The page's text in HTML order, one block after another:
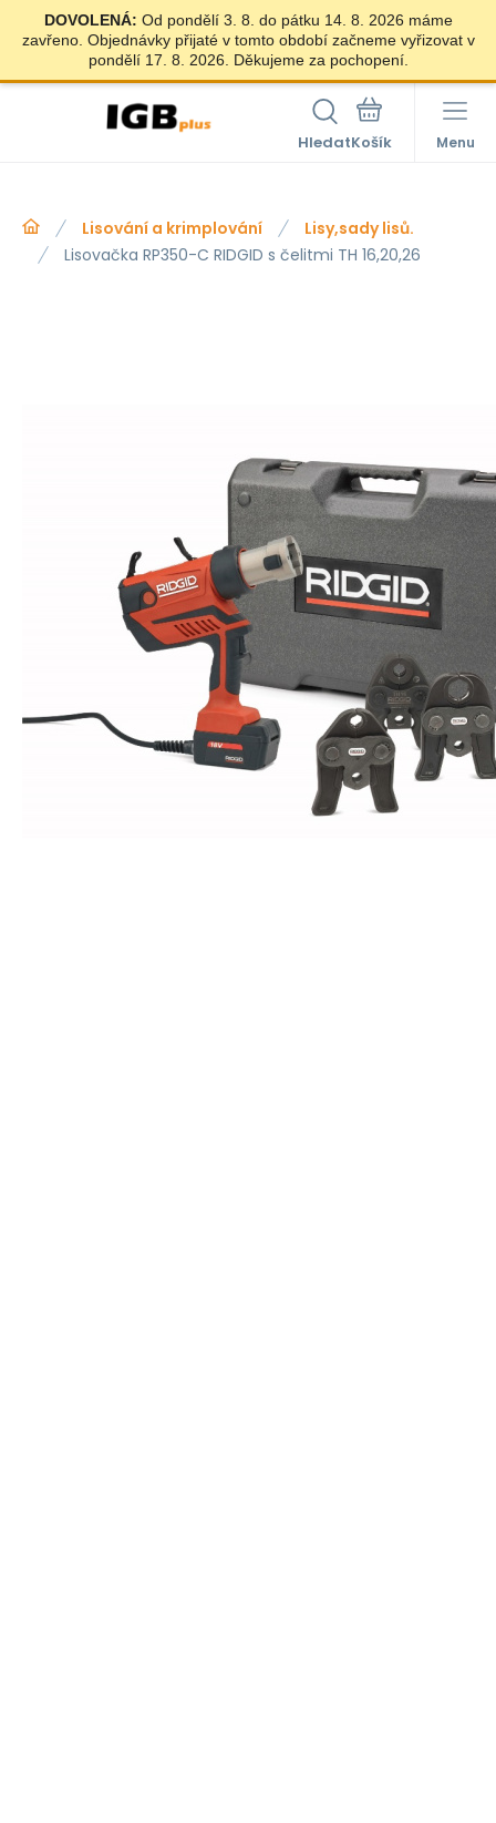
DOVOLENÁ: Od pondělí 3. 8. do pátku 14. 8. 2026 máme
zavřeno. Objednávky přijaté v tomto období začneme vyřizovat v
pondělí 17. 8. 2026. Děkujeme za pochopení.
Hledat Menu
Lisování a krimplování
Lisy,sady lisů.
Lisovačka RP350-C RIDGID s čelitmi TH 16,20,26